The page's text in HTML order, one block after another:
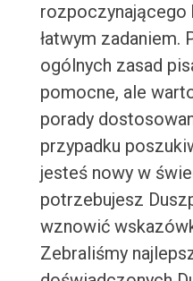
rozpoczynającego
łatwym zadaniem.
ogólnych zasad
pomocne, ale
porady
przypadku
jesteś nowy w
potrzebujesz
wznowić
Zebraliśmy